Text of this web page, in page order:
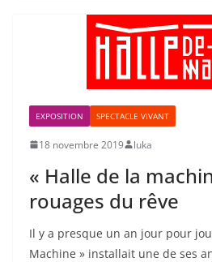
EXPOSITION SPECTACLE VIVANT
18 novembre 2019 luka
« Halle de la
rouages du rêve
Il y a presque un an jour pour
Machine » installait une de ses